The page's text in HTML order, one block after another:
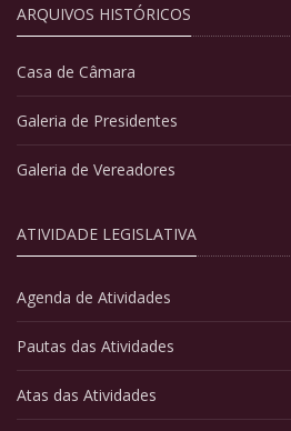
ARQUIVOS HISTÓRICOS
Casa de Câmara
Galeria de Presidentes
Galeria de Vereadores
ATIVIDADE LEGISLATIVA
Agenda de Atividades
Pautas das Atividades
Atas das Atividades